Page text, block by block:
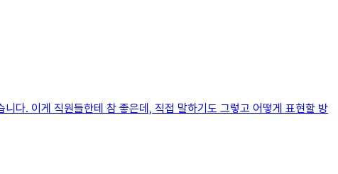
다. 이게 직원들한테 참 좋은데, 직접 말하기도 그렇고 어떻게 표현할 방